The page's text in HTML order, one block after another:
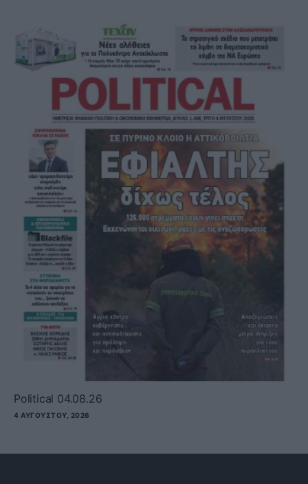
Political 04.08.26
4 ΑΥΓΟΎΣΤΟΥ, 2026